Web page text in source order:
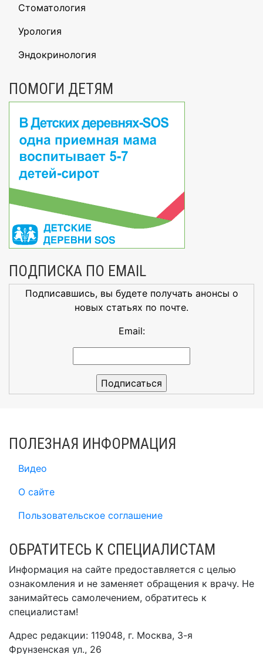
Стоматология
Урология
Эндокринология
ПОМОГИ ДЕТЯМ
ПОДПИСКА ПО EMAIL
Подписавшись, вы будете получать анонсы о
новых статьях по почте.
Email:
ПОЛЕЗНАЯ ИНФОРМАЦИЯ
Видео
О сайте
Пользовательское соглашение
ОБРАТИТЕСЬ К СПЕЦИАЛИСТАМ
Информация на сайте предоставляется с целью
ознакомления и не заменяет обращения к врачу. Не
занимайтесь самолечением, обратитесь к
специалистам!
Адрес редакции: 119048, г. Москва, 3-я
Фрунзенская ул., 26